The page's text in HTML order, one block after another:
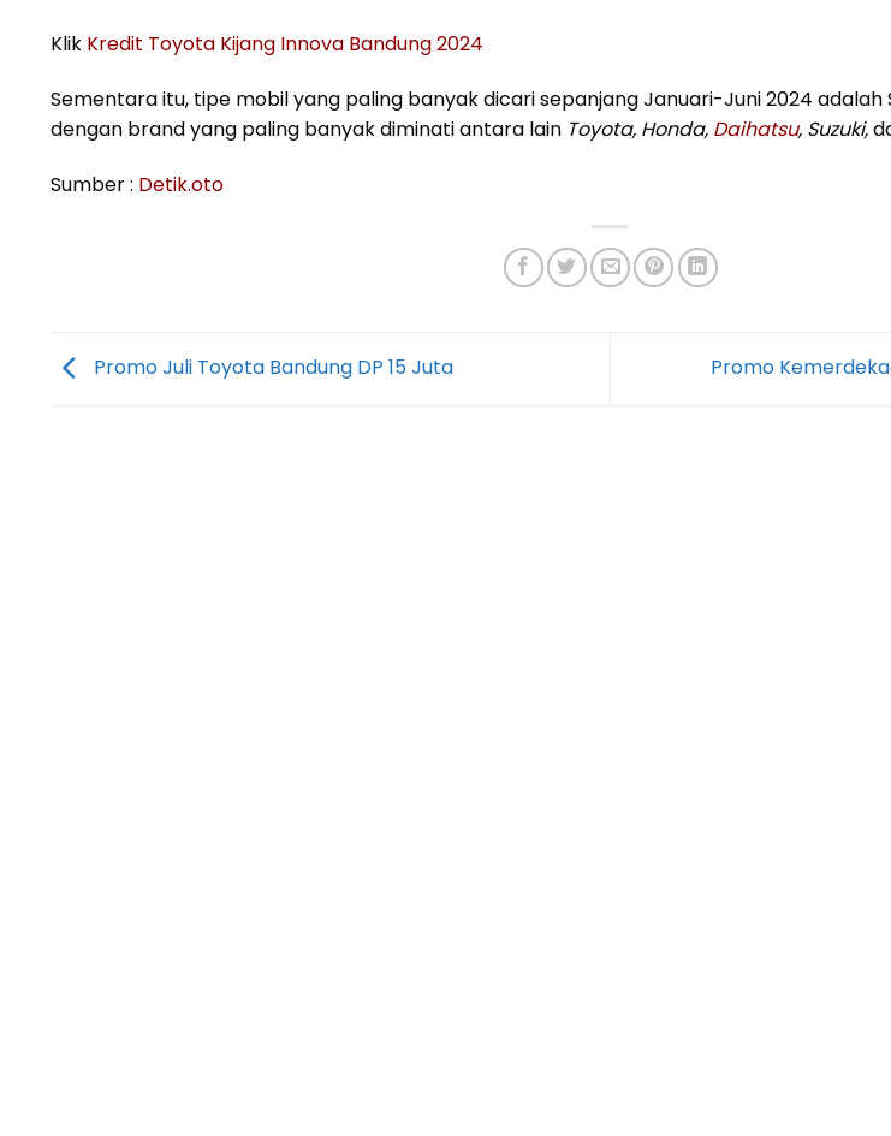
Klik Kredit Toyota Kijang Innova Bandung 2024
Sementara itu, tipe mobil yang paling banyak dicari sepanjang Januari-Juni 2024 adalah
dengan brand yang paling banyak diminati antara lain Toyota, Honda, Daihatsu, Suzuki,
Sumber : Detik.oto
Promo Juli Toyota Bandung DP 15 Juta Promo